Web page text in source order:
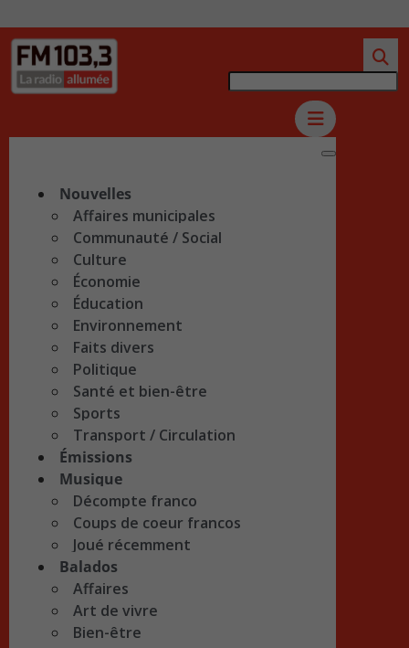
Nouvelles
Affaires municipales
Communauté / Social
Culture
Économie
Éducation
Environnement
Faits divers
Politique
Santé et bien-être
Sports
Transport / Circulation
Émissions
Musique
Décompte franco
Coups de coeur francos
Joué récemment
Balados
Affaires
Art de vivre
Bien-être